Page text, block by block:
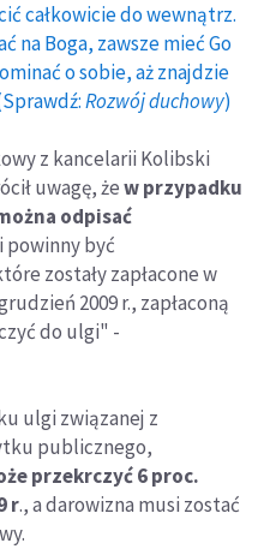
całkowicie do wewnątrz.
na Boga, zawsze mieć Go
o sobie, aż znajdzie
Rozwój duchowy)
z kancelarii Kolibski
uwagę, żew przypadku
odpisać
powinny być
zostały zapłacone w
2009 r., zapłaconą
do ulgi" -
ulgi związanej z
publicznego,
przekrczyć 6 proc.
r., a darowizna musi zostać